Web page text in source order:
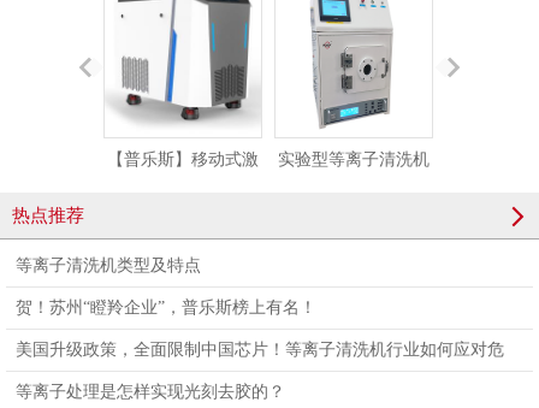
【普乐斯】移动式激 实验型等离子清洗机
热点推荐
等离子清洗机类型及特点
贺！苏州“瞪羚企业”，普乐斯榜上有名！
美国升级政策，全面限制中国芯片！等离子清洗机行业如何应对危
机？
等离子处理是怎样实现光刻去胶的？